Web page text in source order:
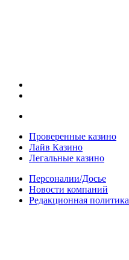
Проверенные казино
Лайв Казино
Легальные казино
Персоналии/Досье
Новости компаний
Редакционная политика